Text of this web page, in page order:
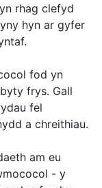
rhag clefyd
hyn ar gyfer
fod yn
frys. Gall
fel
a chreithiau.
am eu
- y